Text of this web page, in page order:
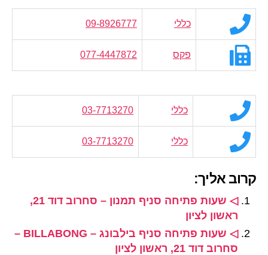
כללי 09-8926777
פקס 077-4447872
כללי 03-7713270
כללי 03-7713270
קרוב אליך:
◁ שעות פתיחה סניף תמנון – סחרוב דוד 21,
ראשון לציון
◁ שעות פתיחה סניף בילבונג – BILLABONG –
סחרוב דוד 21, ראשון לציון